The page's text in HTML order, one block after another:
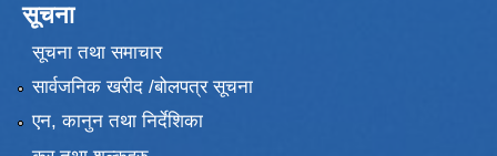
सूचना
सूचना तथा समाचार
सार्वजनिक खरीद /बोलपत्र सूचना
एन, कानुन तथा निर्देशिका